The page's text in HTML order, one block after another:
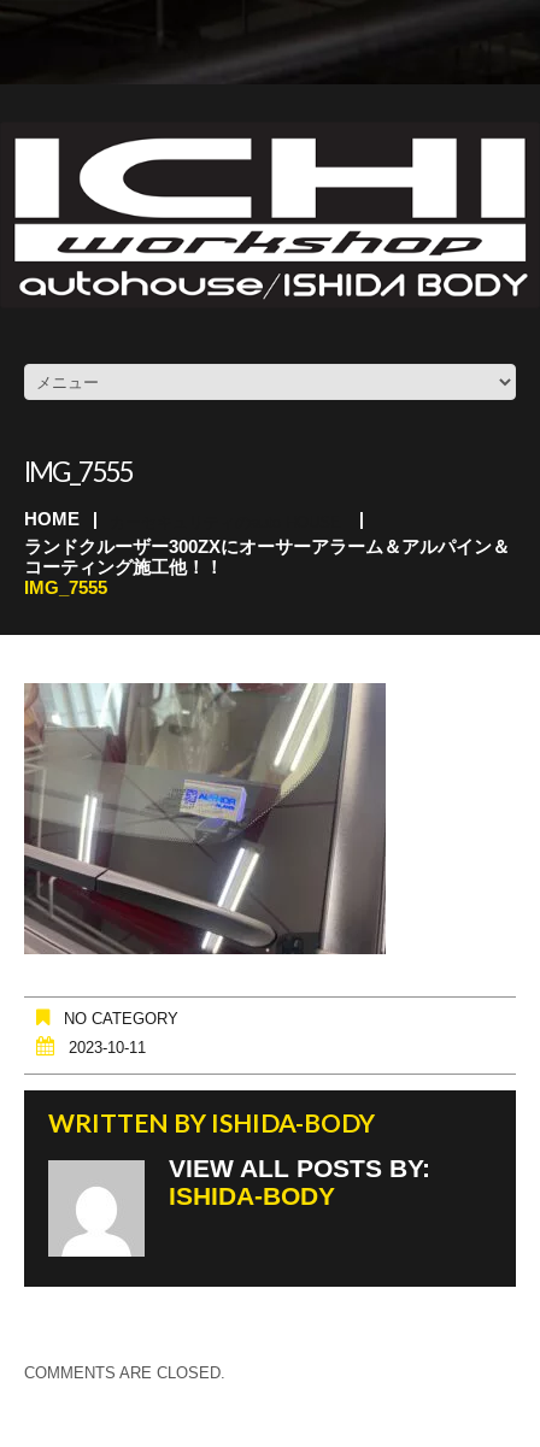
IMG_7555
HOME
ランドクルーザー300ZXにオーサーアラーム＆アルパイン＆
コーティング施工他！！
IMG_7555
NO CATEGORY
2023-10-11
WRITTEN BY ISHIDA-BODY
VIEW ALL POSTS BY:
ISHIDA-BODY
COMMENTS ARE CLOSED.